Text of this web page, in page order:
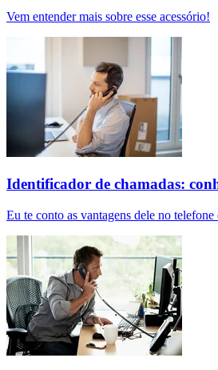
Vem entender mais sobre esse acessório!
Identificador de chamadas:
Eu te conto as vantagens dele no